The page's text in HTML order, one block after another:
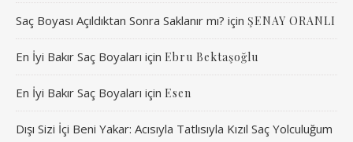
Saç Boyası Açıldıktan Sonra Saklanır mı? için ŞENAY ORANLI
En İyi Bakır Saç Boyaları için Ebru Bektaşoğlu
En İyi Bakır Saç Boyaları için Esen
Dışı Sizi İçi Beni Yakar: Acısıyla Tatlısıyla Kızıl Saç Yolculuğum